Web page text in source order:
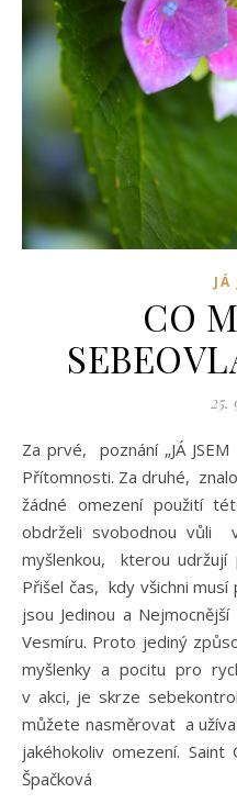
JÁ
CO
25.
Za prvé, poznání „JÁ JSEM Inteligence“ jako Jediné Aktivní
Přítomnosti. Za druhé,
žádné omezení použití
obdrželi svobodnou vůli
myšlenkou, kterou udržují
Přišel čas, kdy všichni musí
jsou Jedinou a
Vesmíru. Proto jediný
myšlenky a pocitu pro
v akci, je skrze
můžete nasměrovat a
jakéhokoliv omezení.
Špačková